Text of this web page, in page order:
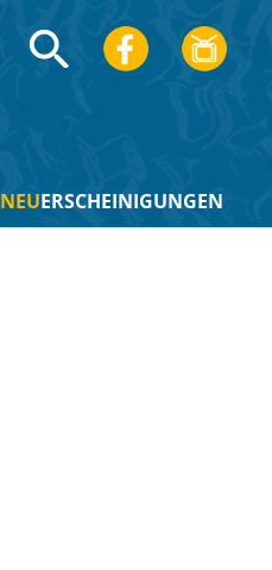
NEUERSCHEINIGUNGEN